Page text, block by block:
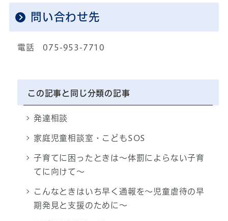
問い合わせ先
電話 075-953-7710
この記事と同じ分類の記事
発達相談
家庭児童相談室・こどもSOS
子育てに困ったときは～体罰によらない子育
てに向けて～
こんなときはいち早く通報を～児童虐待の早
期発見と支援のために～